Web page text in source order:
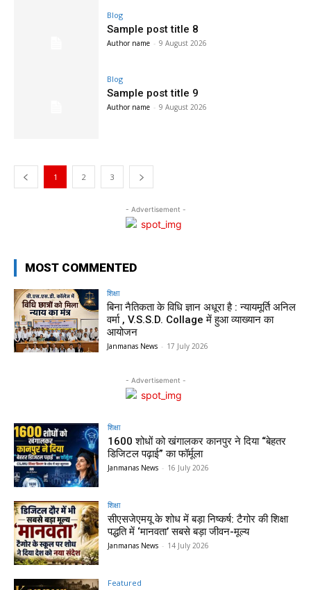
Blog
Sample post title 8
Author name - 9 August 2026
Blog
Sample post title 9
Author name - 9 August 2026
1 2 3
- Advertisement -
MOST COMMENTED
शिक्षा
बिना नैतिकता के विधि ज्ञान अधूरा है : न्यायमूर्ति अनिल
वर्मा , V.S.S.D. Collage में हुआ व्याख्यान का
आयोजन
Janmanas News - 17 July 2026
- Advertisement -
शिक्षा
1600 शोधों को खंगालकर कानपुर ने दिया “बेहतर
डिजिटल पढ़ाई” का फॉर्मूला
Janmanas News - 16 July 2026
शिक्षा
सीएसजेएमयू के शोध में बड़ा निष्कर्ष: टैगोर की शिक्षा
पद्धति में ‘मानवता’ सबसे बड़ा जीवन-मूल्य
Janmanas News - 14 July 2026
Featured